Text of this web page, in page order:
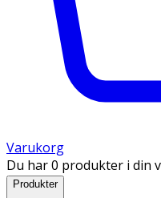
Varukorg
Du har 0 produkter i din
Produkter